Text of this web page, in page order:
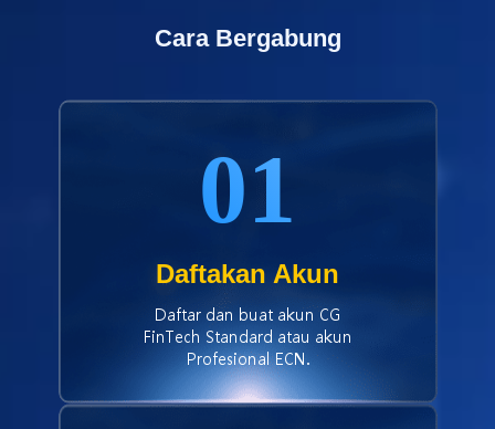
Cara Bergabung
01
Daftakan Akun
Daftar dan buat akun CG
FinTech Standard atau akun
Profesional ECN.